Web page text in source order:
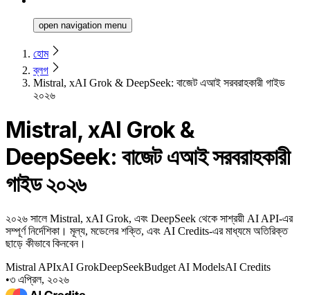
open navigation menu
হোম
ব্লগ
Mistral, xAI Grok & DeepSeek: বাজেট এআই সরবরাহকারী গাইড
২০২৬
Mistral, xAI Grok &
DeepSeek: বাজেট এআই সরবরাহকারী
গাইড ২০২৬
২০২৬ সালে Mistral, xAI Grok, এবং DeepSeek থেকে সাশ্রয়ী AI API-এর
সম্পূর্ণ নির্দেশিকা। মূল্য, মডেলের শক্তি, এবং AI Credits-এর মাধ্যমে অতিরিক্ত
ছাড়ে কীভাবে কিনবেন।
Mistral APIxAI GrokDeepSeekBudget AI ModelsAI Credits
•৩ এপ্রিল, ২০২৬